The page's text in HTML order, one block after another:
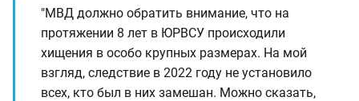
"МВД должно обратить внимание, что на
протяжении 8 лет в ЮРВСУ происходили
хищения в особо крупных размерах. На мой
взгляд, следствие в 2022 году не установило
всех, кто был в них замешан. Можно сказать,